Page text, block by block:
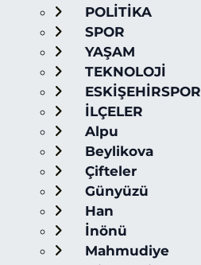
POLİTİKA
SPOR
YAŞAM
TEKNOLOJİ
ESKİŞEHİRSPOR
İLÇELER
Alpu
Beylikova
Çifteler
Günyüzü
Han
İnönü
Mahmudiye